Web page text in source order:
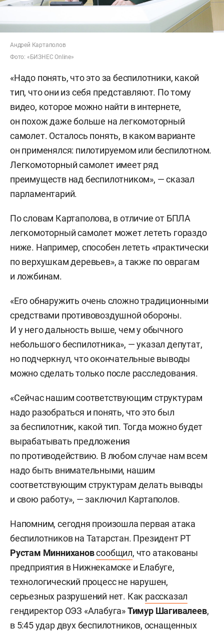
Андрей Картаполов
Фото: «БИЗНЕС Online»
«Надо понять, что это за беспилотники, какой
тип, что они из себя представляют. По тому
видео, которое можно найти в интернете,
он похож даже больше на легкомоторный
самолет. Осталось понять, в каком варианте
он применялся: пилотируемом или беспилотном.
Легкомоторный самолет имеет ряд
преимуществ над беспилотником», — сказал
парламентарий.
По словам Картаполова, в отличие от БПЛА
легкомоторный самолет может лететь гораздо
ниже. Например, способен лететь «практически
по верхушкам деревьев», а также по оврагам
и ложбинам.
«Его обнаружить очень сложно традиционными
средствами противовоздушной обороны.
И у него дальность выше, чем у обычного
небольшого беспилотника», — указал депутат,
но подчеркнул, что окончательные выводы
можно сделать только после расследования.
«Сейчас нашим соответствующим структурам
надо разобраться и понять, что это был
за беспилотник, какой тип. Тогда можно будет
вырабатывать предложения
по противодействию. В любом случае нам всем
надо быть внимательными, нашим
соответствующим структурам делать выводы
и свою работу», — заключил Картаполов.
Напомним, сегодня произошла первая атака
беспилотников на Татарстан. Президент РТ
Рустам Миннихановсообщил, что атакованы
предприятия в Нижнекамске и Елабуге,
технологический процесс не нарушен,
серьезных разрушений нет. Как рассказал
гендиректор ОЭЗ «Алабуга»Тимур Шагивалеев,
в 5:45 удар двух беспилотников, оснащенных